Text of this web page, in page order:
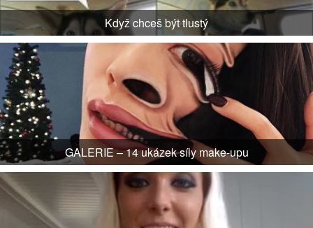
Když chceš být tlustý
GALERIE – 14 ukázek síly make-upu